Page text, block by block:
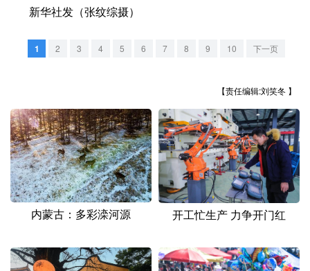
北京 天津 河北 山西
辽宁 吉林 上海 江苏
浙江 安徽 福建 江西
山东 河南 湖北 湖南
四川 贵州 云南 西藏
新华社发（张纹综摄）
1 2 3 4 5 6 7 8 9 10 下一页
【责任编辑:刘笑冬 】
内蒙古：多彩滦河源 开工忙生产 力争开门红